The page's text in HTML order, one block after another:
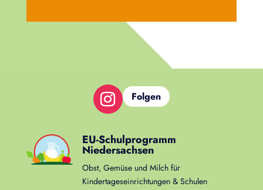
Folgen
EU-Schulprogramm
Niedersachsen
Obst, Gemüse und Milch für
Kindertageseinrichtungen & Schulen